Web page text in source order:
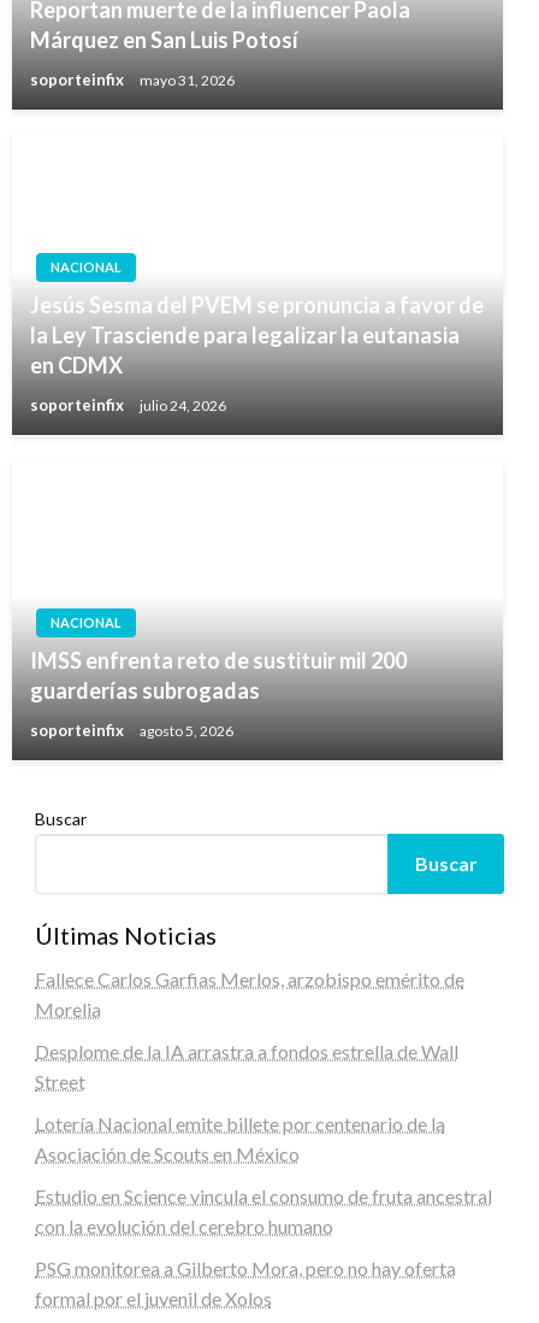
Reportan muerte de la influencer Paola
Márquez en San Luis Potosí
soporteinfix mayo 31, 2026
NACIONAL
Jesús Sesma del PVEM se pronuncia a favor de
la Ley Trasciende para legalizar la eutanasia
en CDMX
soporteinfix julio 24, 2026
NACIONAL
IMSS enfrenta reto de sustituir mil 200
guarderías subrogadas
soporteinfix agosto 5, 2026
Buscar
Buscar
Últimas Noticias
Fallece Carlos Garfias Merlos, arzobispo emérito de
Morelia
Desplome de la IA arrastra a fondos estrella de Wall
Street
Lotería Nacional emite billete por centenario de la
Asociación de Scouts en México
Estudio en Science vincula el consumo de fruta ancestral
con la evolución del cerebro humano
PSG monitorea a Gilberto Mora, pero no hay oferta
formal por el juvenil de Xolos